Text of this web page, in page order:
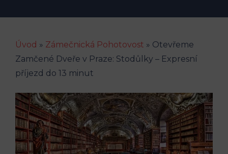
Úvod » Zámečnická Pohotovost » Otevřeme
Zamčené Dveře v Praze: Stodůlky – Expresní
příjezd do 13 minut